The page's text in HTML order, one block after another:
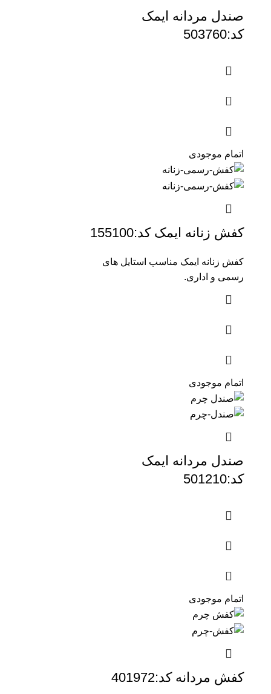
صندل مردانه ایمک
کد:503760
اتمام موجودی
کفش زنانه ایمک کد:155100
کفش زنانه ایمک مناسب استایل های
رسمی و اداری.
اتمام موجودی
صندل مردانه ایمک
کد:501210
اتمام موجودی
کفش مردانه کد:401972